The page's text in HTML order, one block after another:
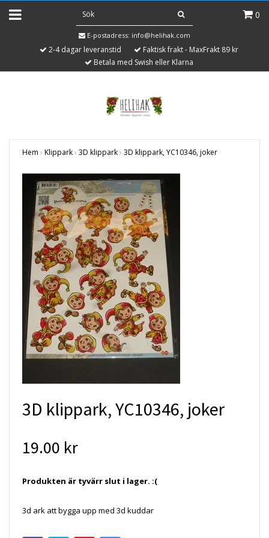
0
E-postadress: info@helihak.com
2-4 dagar leveranstid
Faktisk frakt - MaxFrakt 89 kr
Betala med Swish eller Klarna
Hem › Klippark› 3D klippark› 3D klippark, YC10346, joker
3D klippark, YC10346, joker
19.00 kr
Produkten är tyvärr slut i lager. :(
3d ark att bygga upp med 3d kuddar